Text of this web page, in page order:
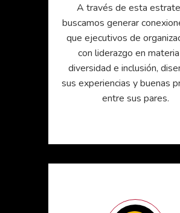
A través de esta
buscamos generar
que ejecutivos de
con liderazgo en
diversidad e inclusión,
sus experiencias y buenas
entre sus pares.